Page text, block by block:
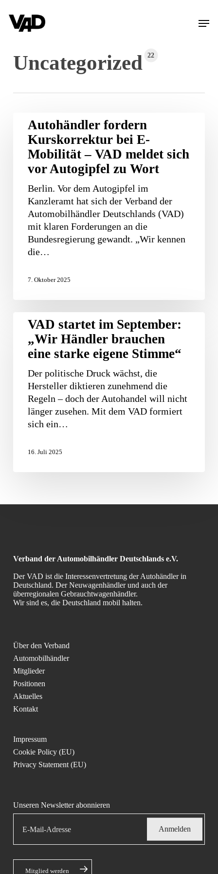
main
Menu
Uncategorized 22
Autohändler
fordern
Kurskorrektur
VAD
meldet
sich
Autogipfel
Wort
Autohändler fordern
Kurskorrektur bei E-
Mobilität – VAD meldet sich
vor Autogipfel zu Wort
Berlin. Vor dem Autogipfel im
Kanzleramt hat sich der Verband der
Automobilhändler Deutschlands (VAD)
mit klaren Forderungen an die
Bundesregierung gewandt. „Wir kennen
die…
7. Oktober 2025
VAD
startet
September:
„Wir
Händler
brauchen
eine
starke
VAD startet im September:
„Wir Händler brauchen
eine starke eigene Stimme“
Der politische Druck wächst, die
Hersteller diktieren zunehmend die
Regeln – doch der Autohandel will nicht
länger zusehen. Mit dem VAD formiert
sich ein…
16. Juli 2025
Verband der Automobilhändler Deutschlands e.V.
Der VAD ist die Interessenvertretung der Autohändler in
Deutschland. Der Neuwagenhändler und auch der
überregionalen Gebrauchtwagenhändler.
Wir sind es, die Deutschland mobil halten.
Über den Verband
Automobilhändler
Mitglieder
Positionen
Aktuelles
Kontakt
Impressum
Cookie Policy (EU)
Privacy Statement (EU)
Unseren Newsletter abonnieren
Mitglied werden